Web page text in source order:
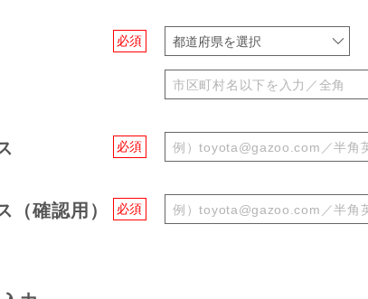
必須 都道府県を選択
必須
必須
（確認用）